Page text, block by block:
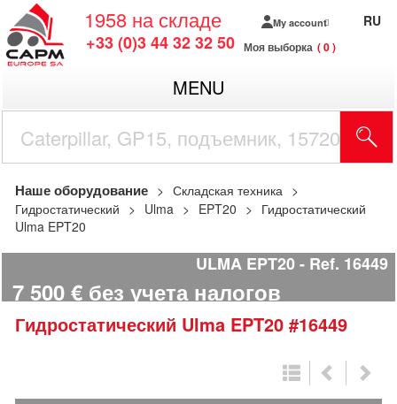
1958 на складе
+33 (0)3 44 32 32 50
My account
Моя выборка 0
RU
MENU
Наше оборудование
Складская техника
Гидростатический
Ulma EPT20
Гидростатический
Ulma EPT20
ULMA EPT20 Ref. 16449
7 500 € без учета налогов
Гидростатический Ulma EPT20 #16449